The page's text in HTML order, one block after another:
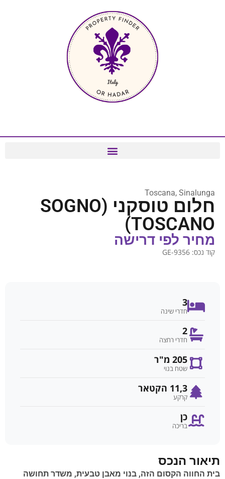
Toscana, Sinalunga
חלום טוסקני (SOGNO
TOSCANO)
מחיר לפי דרישה
קוד נכס: GE-9356
3
חדרי שינה
2
חדרי רחצה
205 מ"ר
שטח בנוי
11,3 הקטאר
קרקע
כן
בריכה
תיאור הנכס
בית החווה הקסום הזה, בנוי מאבן טבעית, משדר תחושה